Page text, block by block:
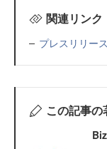
関連リンク
プレスリリース
この記事の